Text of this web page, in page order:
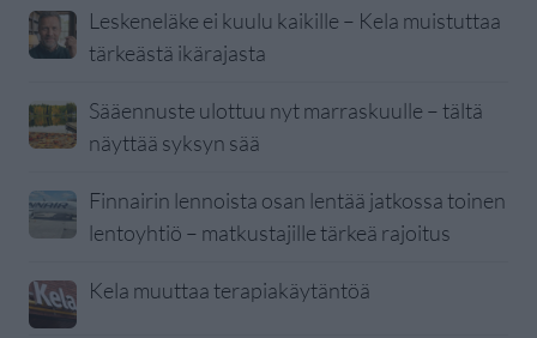
Leskeneläke ei kuulu kaikille – Kela muistuttaa
tärkeästä ikärajasta
Sääennuste ulottuu nyt marraskuulle – tältä
näyttää syksyn sää
Finnairin lennoista osan lentää jatkossa toinen
lentoyhtiö – matkustajille tärkeä rajoitus
Kela muuttaa terapiakäytäntöä